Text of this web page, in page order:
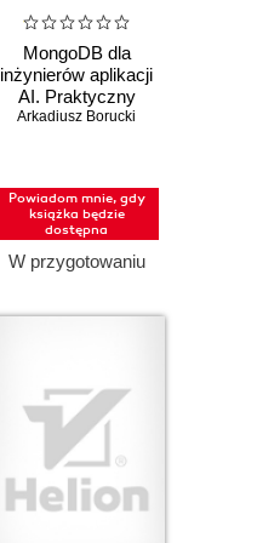
MongoDB dla
inżynierów aplikacji
AI. Praktyczny
podręcznik
Arkadiusz Borucki
Powiadom mnie, gdy
książka będzie
dostępna
W przygotowaniu